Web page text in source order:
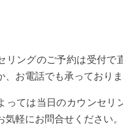
リングのご予約は受付で
、お電話でも承っておりま
っては当日のカウンセリ
気軽にお問合せください。